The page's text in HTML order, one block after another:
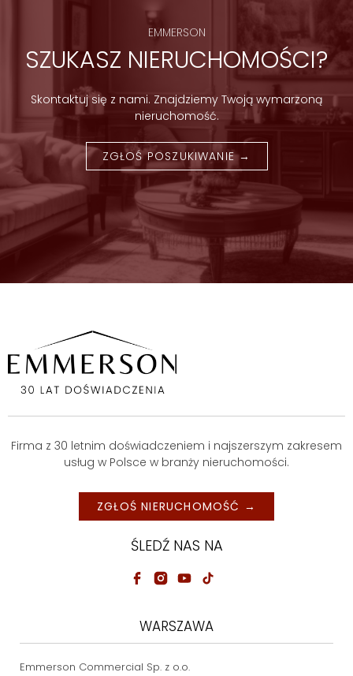
EMMERSON
SZUKASZ NIERUCHOMOŚCI?
Skontaktuj się z nami. Znajdziemy Twoją wymarzoną
nieruchomość.
ZGŁOŚ POSZUKIWANIE →
Firma z 30 letnim doświadczeniem i najszerszym zakresem
usług w Polsce w branży nieruchomości.
ZGŁOŚ NIERUCHOMOŚĆ →
ŚLEDŹ NAS NA
WARSZAWA
Emmerson Commercial Sp. z o.o.